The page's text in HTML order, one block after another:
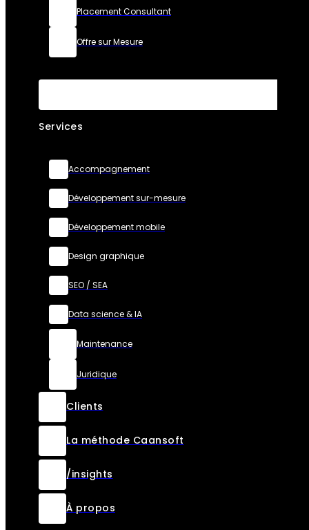
Placement Consultant
Offre sur Mesure
Services
Accompagnement
Développement sur-mesure
Développement mobile
Design graphique
SEO / SEA
Data science & IA
Maintenance
Juridique
Clients
La méthode Caansoft
/insights
À propos